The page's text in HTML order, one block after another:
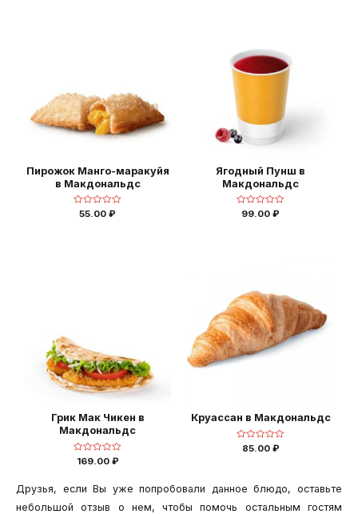
Пирожок Манго-маракуйя
в Макдональдс
Оценка
55.00 ₽
Ягодный Пунш в
Макдональдс
Оценка
99.00 ₽
Грик Мак Чикен в
Макдональдс
Оценка
169.00 ₽
Круаcсан в Макдональдс
Оценка
85.00 ₽
Друзья, если Вы уже попробовали данное блюдо, оставьте
небольшой отзыв о нем, чтобы помочь остальным гостям